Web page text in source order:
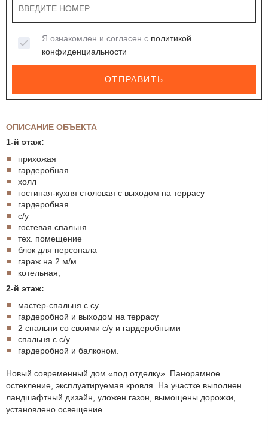
ОПИСАНИЕ ОБЪЕКТА
1-й этаж:
прихожая
гардеробная
холл
гостиная-кухня столовая с выходом на террасу
гардеробная
с/у
гостевая спальня
тех. помещение
блок для персонала
гараж на 2 м/м
котельная;
2-й этаж:
мастер-спальня с су
гардеробной и выходом на террасу
2 спальни со своими с/у и гардеробными
спальня с с/у
гардеробной и балконом.
Новый современный дом «под отделку». Панорамное
остекление, эксплуатируемая кровля. На участке выполнен
ландшафтный дизайн, уложен газон, вымощены дорожки,
установлено освещение.
Я ознакомлен и согласен с политикой
конфиденциальности
ОТПРАВИТЬ